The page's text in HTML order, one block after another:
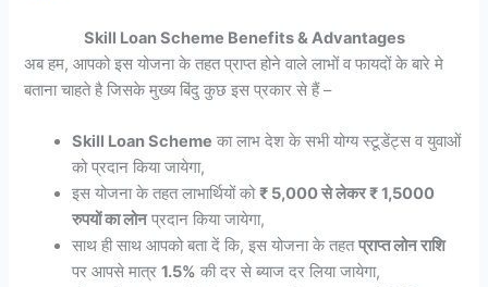
Skill Loan Scheme Benefits & Advantages
अब हम, आपको इस योजना के तहत प्राप्त होने वाले लाभों व फायदों के बारे मे
बताना चाहते है जिसके मुख्य बिंदु कुछ इस प्रकार से हैं –
Skill Loan Scheme का लाभ देश के सभी योग्य स्टूडेंट्स व युवाओं
को प्रदान किया जायेगा,
इस योजना के तहत लाभार्थियों को₹ 5,000 से लेकर ₹ 1,5000
रुपयों का लोनप्रदान किया जायेगा,
साथ ही साथ आपको बता दें कि, इस योजना के तहतप्राप्त लोन राशि
पर आपसे मात्र1.5% की दर से ब्याज दर लिया जायेगा,